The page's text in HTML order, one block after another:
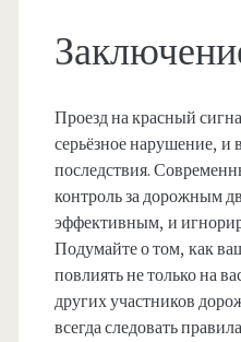
Проезд на красный
серьёзное нарушение, и
последствия.
контроль за дорожным
эффективным, и
Подумайте о том, как
повлиять не только на
других участников
всегда следовать